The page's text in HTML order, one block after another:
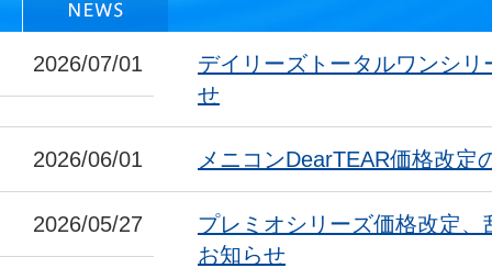
2026/07/01
デイリーズトータルワンシ
せ
2026/06/01 メニコンDearTEAR価格改定
2026/05/27
プレミオシリーズ価格改定
お知らせ